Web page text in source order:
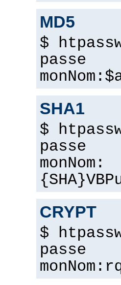
MD5
$
passe
SHA1
$
passe
monNom:
CRYPT
$
passe